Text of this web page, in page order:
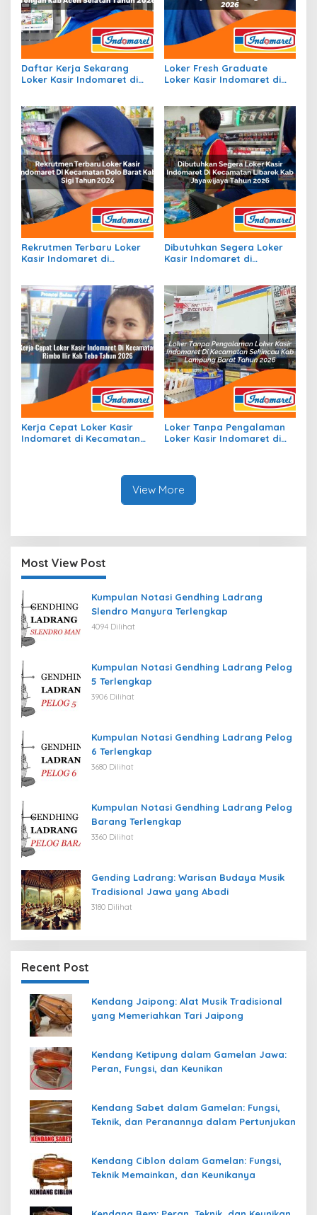
Daftar Kerja Sekarang
Loker Kasir Indomaret di
Tahun 2026
Loker Fresh Graduate
Loker Kasir Indomaret di
2026
Rekrutmen Terbaru Loker
Kasir Indomaret di
Dibutuhkan Segera Loker
Kasir Indomaret di
Kerja Cepat Loker Kasir
Indomaret di Kecamatan
Loker Tanpa Pengalaman
Loker Kasir Indomaret di
View More
Most View Post
Kumpulan Notasi Gendhing Ladrang
Slendro Manyura Terlengkap
4094 Dilihat
Kumpulan Notasi Gendhing Ladrang Pelog
5 Terlengkap
3906 Dilihat
Kumpulan Notasi Gendhing Ladrang Pelog
6 Terlengkap
3680 Dilihat
Kumpulan Notasi Gendhing Ladrang Pelog
Barang Terlengkap
3360 Dilihat
Gending Ladrang: Warisan Budaya Musik
Tradisional Jawa yang Abadi
3180 Dilihat
Recent Post
Kendang Jaipong: Alat Musik Tradisional
yang Memeriahkan Tari Jaipong
Kendang Ketipung dalam Gamelan Jawa:
Peran, Fungsi, dan Keunikan
Kendang Sabet dalam Gamelan: Fungsi,
Teknik, dan Peranannya dalam Pertunjukan
Kendang Ciblon dalam Gamelan: Fungsi,
Teknik Memainkan, dan Keunikanya